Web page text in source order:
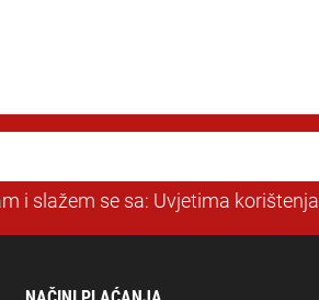
i slažem se sa: Uvjetima korištenja